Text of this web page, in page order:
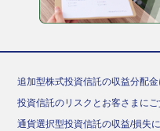
追加型株式投資信託の収益分配
投資信託のリスクとお客さまに
通貨選択型投資信託の収益/損失